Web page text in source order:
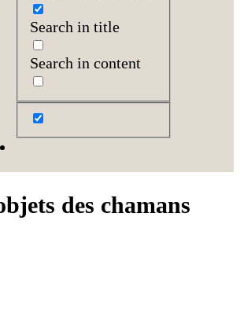
Search in title
Search in content
des chamans